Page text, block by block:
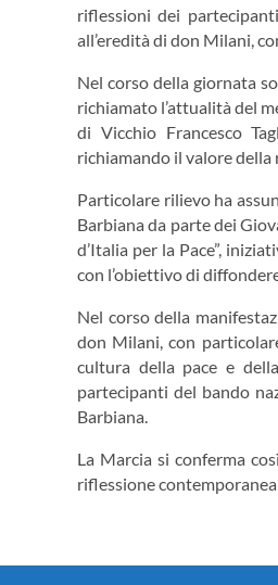
riflessioni dei
all’eredità di don Milani,
Nel corso della giornata
richiamato l’attualità del
di Vicchio Francesco
richiamando il valore della
Particolare rilievo ha
Barbiana da parte dei
d’Italia per la Pace”,
con l’obiettivo di
Nel corso della
don Milani, con
cultura della pace e
partecipanti del bando
Barbiana.
La Marcia si conferma
riflessione contemporanea